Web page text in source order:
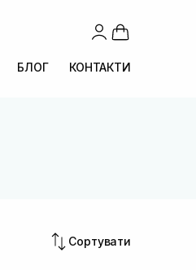
БЛОГ КОНТАКТИ
Сортувати